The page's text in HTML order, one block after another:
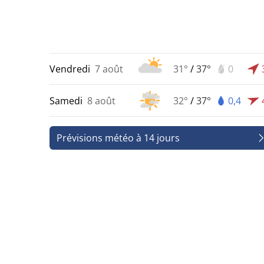
Vendredi 7 août 31° /37° 0
Samedi 8 août 32° /37° 0,4
Prévisions météo à 14 jours